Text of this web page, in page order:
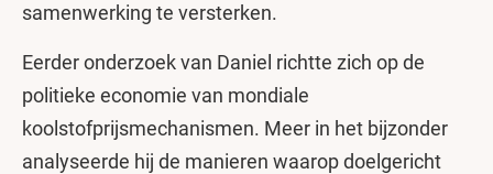
samenwerking te versterken.
Eerder onderzoek van Daniel richtte zich op de
politieke economie van mondiale
koolstofprijsmechanismen. Meer in het bijzonder
analyseerde hij de manieren waarop doelgericht